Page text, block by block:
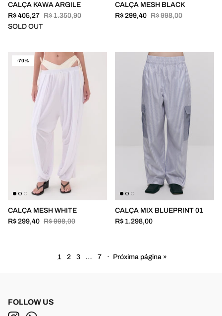
CALÇA KAWA ARGILE
R$ 405,27 R$ 1.350,90
SOLD OUT
CALÇA MESH BLACK
R$ 299,40 R$ 998,00
-70%
CALÇA MESH WHITE
R$ 299,40 R$ 998,00
CALÇA MIX BLUEPRINT 01
R$ 1.298,00
1 2 3 … 7 · Próxima página »
FOLLOW US